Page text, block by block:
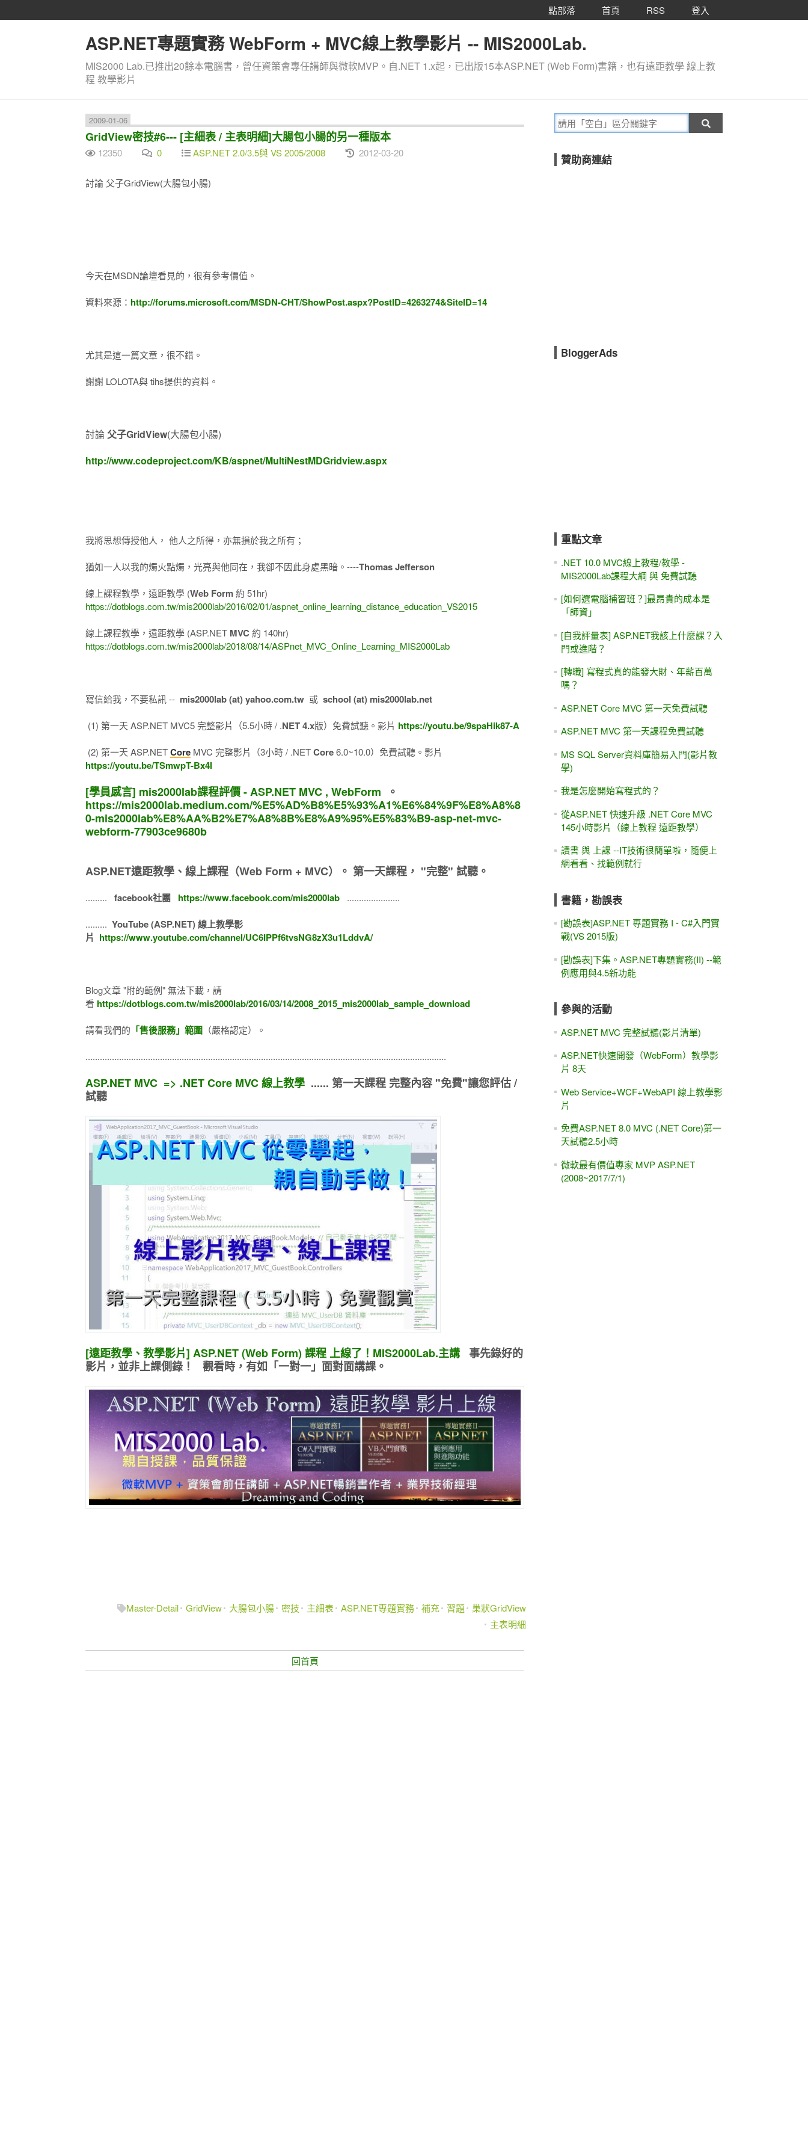
點部落 首頁 RSS 登入
ASP.NET專題實務 WebForm + MVC線上教學影片 -- MIS2000Lab.
MIS2000 Lab.已推出20餘本電腦書，曾任資策會專任講師與微軟MVP。自.NET 1.x起，已出版15本ASP.NET (Web Form)書籍，也有遠距教學 線上教
程 教學影片
2009-01-06
GridView密技#6--- [主細表 / 主表明細]大腸包小腸的另一種版本
12350 0 ASP.NET 2.0/3.5與 VS 2005/2008 2012-03-20
討論 父子GridView(大腸包小腸)
今天在MSDN論壇看見的，很有參考價值。
資料來源： http://forums.microsoft.com/MSDN-CHT/ShowPost.aspx?PostID=4263274&SiteID=14
尤其是這一篇文章，很不錯。
謝謝 LOLOTA與 tihs提供的資料。
討論 父子GridView(大腸包小腸)
http://www.codeproject.com/KB/aspnet/MultiNestMDGridview.aspx
我將思想傳授他人， 他人之所得，亦無損於我之所有；
猶如一人以我的燭火點燭，光亮與他同在，我卻不因此身處黑暗。----Thomas Jefferson
線上課程教學，遠距教學 (Web Form約 51hr)
https://dotblogs.com.tw/mis2000lab/2016/02/01/aspnet_online_learning_distance_education_VS2015
線上課程教學，遠距教學 (ASP.NET MVC 約 140hr)
https://dotblogs.com.tw/mis2000lab/2018/08/14/ASPnet_MVC_Online_Learning_MIS2000Lab
寫信給我，不要私訊 -- mis2000lab (at) yahoo.com.tw 或 school (at) mis2000lab.net
(1) 第一天 ASP.NET MVC5 完整影片（5.5小時 / .NET 4.x版）免費試聽。影片 https://youtu.be/9spaHik87-A
(2) 第一天 ASP.NETCore MVC 完整影片（3小時 / .NETCore6.0~10.0）免費試聽。影片
https://youtu.be/TSmwpT-Bx4I
[學員感言] mis2000lab課程評價 - ASP.NET MVC , WebForm 。
https://mis2000lab.medium.com/%E5%AD%B8%E5%93%A1%E6%84%9F%E8%A8%8
0-mis2000lab%E8%AA%B2%E7%A8%8B%E8%A9%95%E5%83%B9-asp-net-mvc-
webform-77903ce9680b
ASP.NET遠距教學、線上課程（Web Form + MVC）。 第一天課程， "完整" 試聽。
......... facebook社團 https://www.facebook.com/mis2000lab ......................
......... YouTube (ASP.NET) 線上教學影
片 https://www.youtube.com/channel/UC6IPPf6tvsNG8zX3u1LddvA/
Blog文章 "附的範例" 無法下載，請
看 https://dotblogs.com.tw/mis2000lab/2016/03/14/2008_2015_mis2000lab_sample_download
請看我們的 「售後服務」範圍 （嚴格認定）。
......................................................................................................................................................
ASP.NET MVC => .NET Core MVC 線上教學 ...... 第一天課程 完整內容 "免費"讓您評估 /
試聽
[遠距教學、教學影片] ASP.NET (Web Form) 課程 上線了！MIS2000Lab.主講 事先錄好的
影片，並非上課側錄！ 觀看時，有如 「一對一」面對面講課。
Master-Detail GridView 大腸包小腸 密技 主細表 ASP.NET專題實務 補充 習題 巢狀GridView
主表明細
回首頁
贊助商連結
BloggerAds
重點文章
.NET 10.0 MVC線上教程/教學 -
MIS2000Lab課程大綱 與 免費試聽
[如何選電腦補習班？]最昂貴的成本是
「師資」
[自我評量表] ASP.NET我該上什麼課？入
門或進階？
[轉職] 寫程式真的能發大財、年薪百萬
嗎？
ASP.NET Core MVC 第一天免費試聽
ASP.NET MVC 第一天課程免費試聽
MS SQL Server資料庫簡易入門(影片教
學)
我是怎麼開始寫程式的？
從ASP.NET 快速升級 .NET Core MVC
145小時影片（線上教程 遠距教學）
讀書 與 上課 --IT技術很簡單啦，隨便上
網看看、找範例就行
書籍，勘誤表
[勘誤表]ASP.NET 專題實務 I - C#入門實
戰(VS 2015版)
[勘誤表]下集。ASP.NET專題實務(II) --範
例應用與4.5新功能
參與的活動
ASP.NET MVC 完整試聽(影片清單)
ASP.NET快速開發（WebForm）教學影
片 8天
Web Service+WCF+WebAPI 線上教學影
片
免費ASP.NET 8.0 MVC (.NET Core)第一
天試聽2.5小時
微軟最有價值專家 MVP ASP.NET
(2008~2017/7/1)